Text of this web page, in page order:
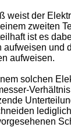
weist der
zweiten
ist es
aufweisen
aufweisen.
solchen